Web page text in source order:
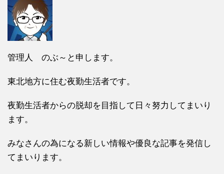
管理人 のぶ～と申します。
東北地方に住む夜勤生活者です。
夜勤生活者からの脱却を目指して日々努力してまいり
ます。
みなさんの為になる新しい情報や優良な記事を発信し
てまいります。